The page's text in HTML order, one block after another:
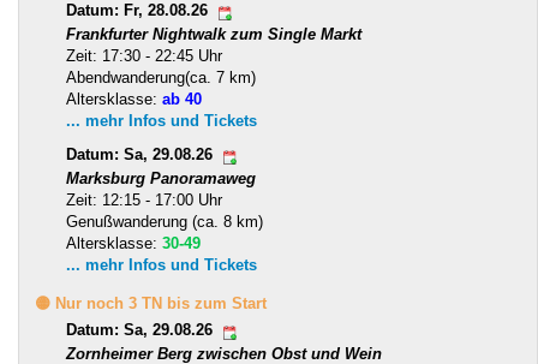
Datum: Fr, 28.08.26
Frankfurter Nightwalk zum Single Markt
Zeit: 17:30 - 22:45 Uhr
Abendwanderung(ca. 7 km)
Altersklasse: ab 40
... mehr Infos und Tickets
Datum: Sa, 29.08.26
Marksburg Panoramaweg
Zeit: 12:15 - 17:00 Uhr
Genußwanderung (ca. 8 km)
Altersklasse: 30-49
... mehr Infos und Tickets
🟡 Nur noch 3 TN bis zum Start
Datum: Sa, 29.08.26
Zornheimer Berg zwischen Obst und Wein